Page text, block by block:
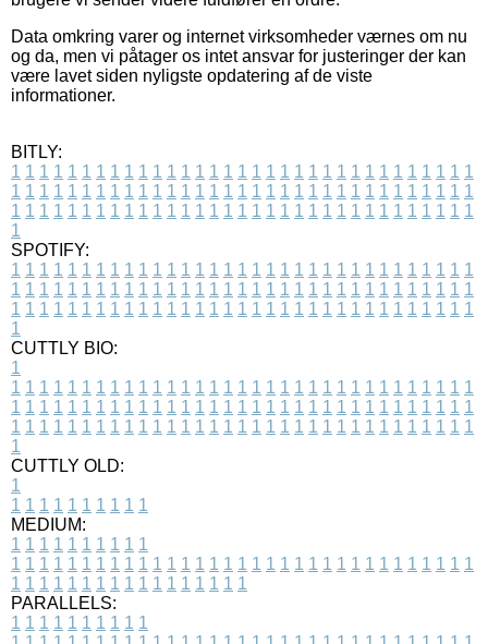
Data omkring varer og internet virksomheder værnes om nu
og da, men vi påtager os intet ansvar for justeringer der kan
være lavet siden nyligste opdatering af de viste
informationer.
BITLY:
1 1 1 1 1 1 1 1 1 1 1 1 1 1 1 1 1 1 1 1 1 1 1 1 1 1 1 1 1 1 1 1 1
1 1 1 1 1 1 1 1 1 1 1 1 1 1 1 1 1 1 1 1 1 1 1 1 1 1 1 1 1 1 1 1 1
1 1 1 1 1 1 1 1 1 1 1 1 1 1 1 1 1 1 1 1 1 1 1 1 1 1 1 1 1 1 1 1 1
1
SPOTIFY:
1 1 1 1 1 1 1 1 1 1 1 1 1 1 1 1 1 1 1 1 1 1 1 1 1 1 1 1 1 1 1 1 1
1 1 1 1 1 1 1 1 1 1 1 1 1 1 1 1 1 1 1 1 1 1 1 1 1 1 1 1 1 1 1 1 1
1 1 1 1 1 1 1 1 1 1 1 1 1 1 1 1 1 1 1 1 1 1 1 1 1 1 1 1 1 1 1 1 1
1
CUTTLY BIO:
1
1 1 1 1 1 1 1 1 1 1 1 1 1 1 1 1 1 1 1 1 1 1 1 1 1 1 1 1 1 1 1 1 1
1 1 1 1 1 1 1 1 1 1 1 1 1 1 1 1 1 1 1 1 1 1 1 1 1 1 1 1 1 1 1 1 1
1 1 1 1 1 1 1 1 1 1 1 1 1 1 1 1 1 1 1 1 1 1 1 1 1 1 1 1 1 1 1 1 1
1
CUTTLY OLD:
1
1 1 1 1 1 1 1 1 1 1
MEDIUM:
1 1 1 1 1 1 1 1 1 1
1 1 1 1 1 1 1 1 1 1 1 1 1 1 1 1 1 1 1 1 1 1 1 1 1 1 1 1 1 1 1 1 1
1 1 1 1 1 1 1 1 1 1 1 1 1 1 1 1 1
PARALLELS:
1 1 1 1 1 1 1 1 1 1